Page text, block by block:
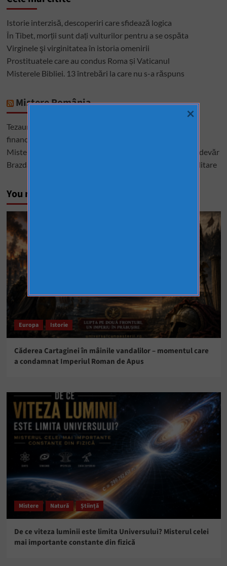
Istorie interzisă, descoperiri care sfidează logica
În Tibet, morții sunt dați vulturilor pentru a se ospăta
Virginele şi virginitatea în istoria omenirii
Prostituatele care au condus Roma și Vaticanul
Misterele Bibliei. 13 întrebări la care nu s-a răspuns
Mistere România
Tezaurul României de la Moscova – cel mai mare mister
financiar din istoria României
Misterele lui Ștefan cel Mare – între istorie, legendă și adevăr
Brazda lui Novac, una dintre cele mai mari construcții militare
You may have missed
Europa Istorie
Căderea Cartaginei în mâinile vandalilor – momentul care
a condamnat Imperiul Roman de Apus
Mistere Natură Știință
De ce viteza luminii este limita Universului? Misterul celei
mai importante constante din fizică
×